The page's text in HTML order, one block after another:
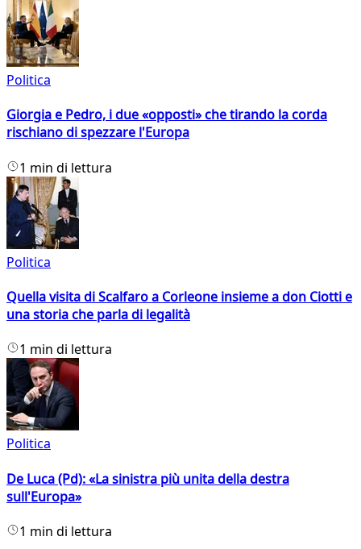
Politica
Giorgia e Pedro, i due «opposti» che tirando la corda
rischiano di spezzare l'Europa
1 min di lettura
Politica
Quella visita di Scalfaro a Corleone insieme a don Ciotti e
una storia che parla di legalità
1 min di lettura
Politica
De Luca (Pd): «La sinistra più unita della destra
sull'Europa»
1 min di lettura